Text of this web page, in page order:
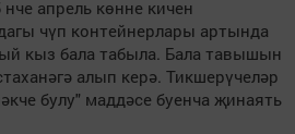
апрель көнне кичен
чүп контейнерлары артында
кыз бала табыла. Бала тавышын
алып керә. Тикшерүчеләр
булу" маддәсе буенча җинаять